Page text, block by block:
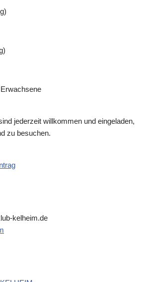
jederzeit willkommen und eingeladen,
zu besuchen.
kelheim.de